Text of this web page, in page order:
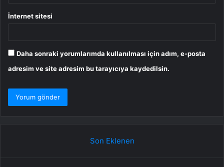
İnternet sitesi
Daha sonraki yorumlarımda kullanılması için adım, e-posta
adresim ve site adresim bu tarayıcıya kaydedilsin.
Son Eklenen